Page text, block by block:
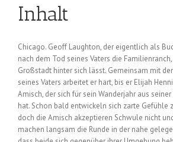
Inhalt
Chicago. Geoff Laughton, der eigentlich als
nach dem Tod seines Vaters die
Großstadt hinter sich lässt. Gemeinsam mit
seines Vaters arbeitet er hart, bis er Elijah
Amisch, der sich für sein Wanderjahr aus
hat. Schon bald entwickeln sich zarte Gefühle
doch die Amisch akzeptieren Schwule nicht
machen langsam die Runde in der nahe